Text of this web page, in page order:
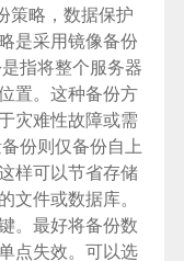
策略，数据保护
是采用镜像备份
指将整个服务器
置。这种备份方
灾难性故障或需
份则仅备份自上
样可以节省存储
文件或数据库。
。最好将备份数
点失效。可以选